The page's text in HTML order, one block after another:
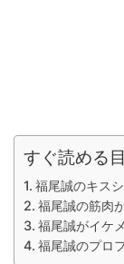
すぐ読める
福尾誠のキス
福尾誠の筋肉
福尾誠がイケ
福尾誠のプロ